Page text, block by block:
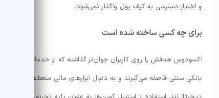
و اختیار دسترسی به کیف پول واگذار نمی‌شود.
برای چه کسی ساخته شده است
اکسودوس هدفش را روی کاربران جوان‌تر گذاشته که از خدمات
بانکی سنتی فاصله می‌گیرند و به دنبال ابزارهای مالی منعطف‌تر و